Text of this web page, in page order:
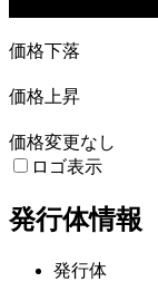
価格下落
価格上昇
価格変更なし
ロゴ表示
発行体情報
発行体